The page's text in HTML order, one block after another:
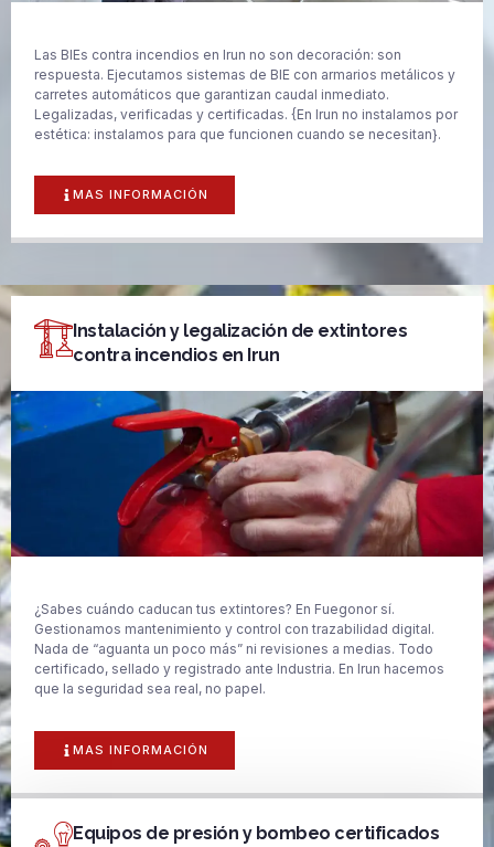
Las BIEs contra incendios en Irun no son decoración: son
respuesta. Ejecutamos sistemas de BIE con armarios metálicos y
carretes automáticos que garantizan caudal inmediato.
Legalizadas, verificadas y certificadas. {En Irun no instalamos por
estética: instalamos para que funcionen cuando se necesitan}.
MAS INFORMACIÓN
Instalación y legalización de extintores
contra incendios en Irun
¿Sabes cuándo caducan tus extintores? En Fuegonor sí.
Gestionamos mantenimiento y control con trazabilidad digital.
Nada de “aguanta un poco más” ni revisiones a medias. Todo
certificado, sellado y registrado ante Industria. En Irun hacemos
que la seguridad sea real, no papel.
MAS INFORMACIÓN
Equipos de presión y bombeo certificados